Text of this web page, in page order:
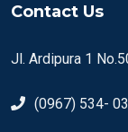
Contact Us
Jl. Ardipura 1
(0967) 534-